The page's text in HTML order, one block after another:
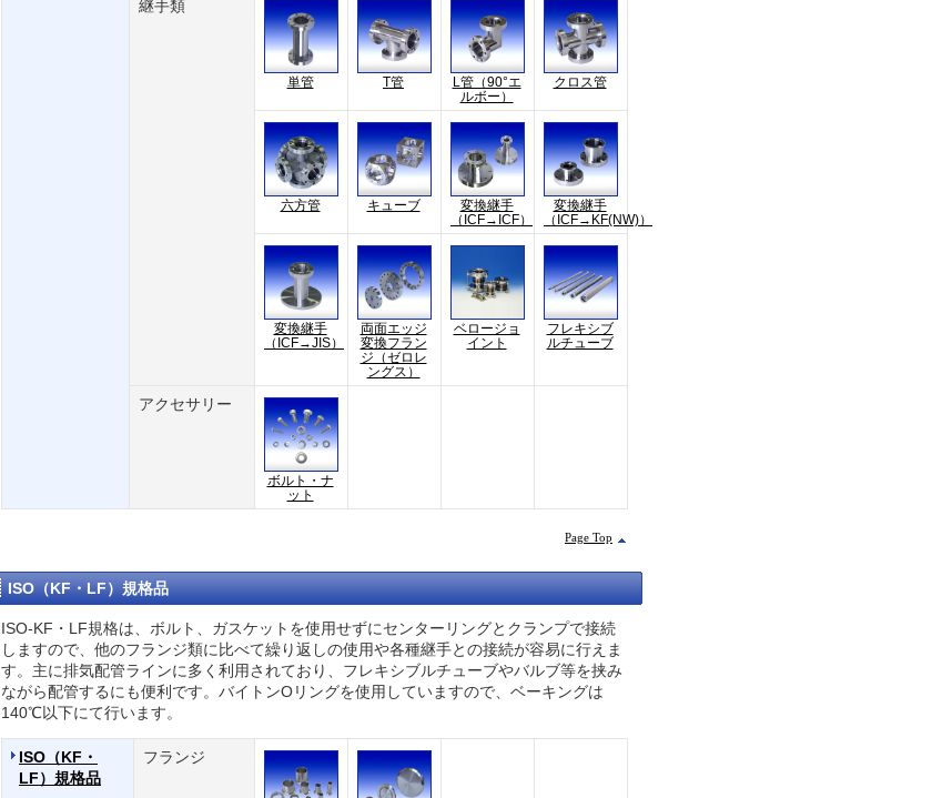
継手類
単管 T管
L管（90°エ
ルボー）
クロス管
六方管 キューブ
変換継手
（ICF→ICF）
変換継手
（ICF→KF(NW)）
変換継手
（ICF→JIS）
両面エッジ
変換フラン
ジ（ゼロレ
ングス）
ベロージョ
イント
フレキシブ
ルチューブ
アクセサリー
ボルト・ナ
ット
Page Top
ISO（KF・LF）規格品
ISO-KF・LF規格は、ボルト、ガスケットを使用せずにセンターリングとクランプで接続
しますので、他のフランジ類に比べて繰り返しの使用や各種継手との接続が容易に行えま
す。主に排気配管ラインに多く利用されており、フレキシブルチューブやバルブ等を挟み
ながら配管するにも便利です。バイトンOリングを使用していますので、ベーキングは
140℃以下にて行います。
ISO（KF・
LF）規格品
フランジ